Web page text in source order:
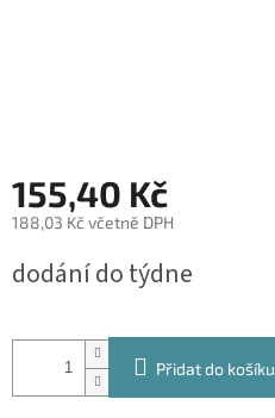
155,40 Kč
188,03 Kč včetně DPH
cena:
dodání do týdne
Přidat do košíku